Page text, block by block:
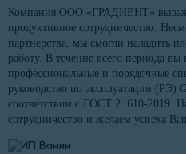
Компания ООО «ГРАДИЕНТ»
продуктивное сотрудничество.
партнерства, мы смогли наладить
работу. В течение всего периода вы
профессиональные и порядочные
руководство по эксплуатации (РЭ)
соответствии с ГОСТ 2. 610-2019.
сотрудничество и желаем успеха